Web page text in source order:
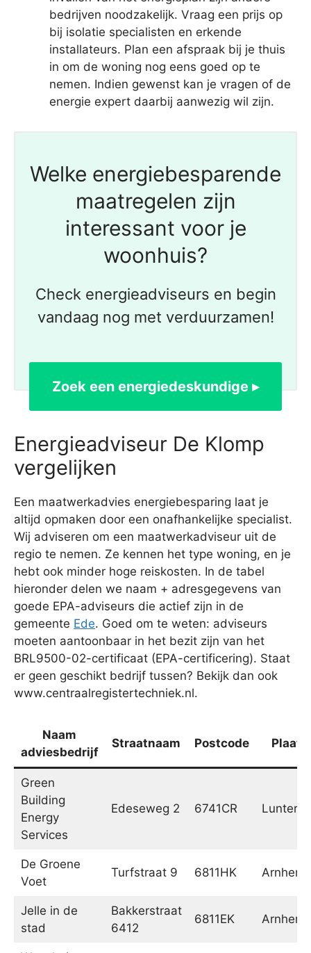
bedrijven noodzakelijk. Vraag een prijs op
bij isolatie specialisten en erkende
installateurs. Plan een afspraak bij je thuis
in om de woning nog eens goed op te
nemen. Indien gewenst kan je vragen of de
energie expert daarbij aanwezig wil zijn.
Welke energiebesparende
maatregelen zijn
interessant voor je
woonhuis?
Check energieadviseurs en begin
vandaag nog met verduurzamen!
Zoek een energiedeskundige ▸
Energieadviseur De Klomp
vergelijken
Een maatwerkadvies energiebesparing laat je
altijd opmaken door een onafhankelijke specialist.
Wij adviseren om een maatwerkadviseur uit de
regio te nemen. Ze kennen het type woning, en je
hebt ook minder hoge reiskosten. In de tabel
hieronder delen we naam + adresgegevens van
goede EPA-adviseurs die actief zijn in de
gemeente Ede. Goed om te weten: adviseurs
moeten aantoonbaar in het bezit zijn van het
BRL9500-02-certificaat (EPA-certificering). Staat
er geen geschikt bedrijf tussen? Bekijk dan ook
www.centraalregistertechniek.nl.
Naam
adviesbedrijf
Straatnaam Postcode Plaats
Green
Building
Energy
Services
Edeseweg 2 6741CR Lunteren
De Groene
Voet
Turfstraat 9 6811HK Arnhem
Jelle in de
stad
Bakkerstraat
6412
6811EK Arnhem